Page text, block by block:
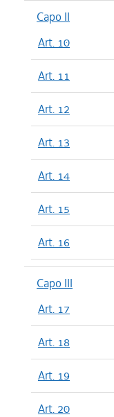
Capo II
Art. 10
Art. 11
Art. 12
Art. 13
Art. 14
Art. 15
Art. 16
Capo III
Art. 17
Art. 18
Art. 19
Art. 20